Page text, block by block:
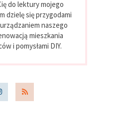
do lektury mojego
dzielę się przygodami
naszego
mieszkania
i pomysłami DIY.